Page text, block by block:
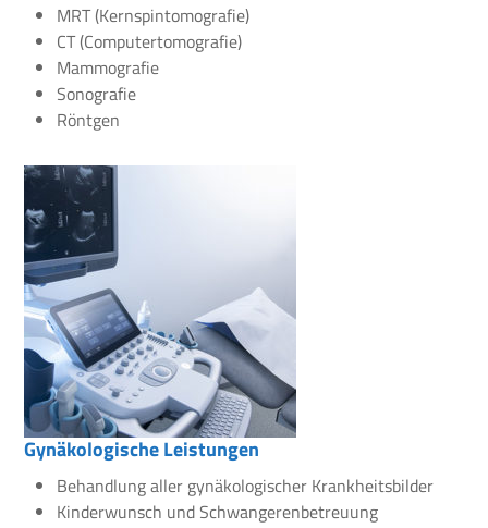
MRT (Kernspintomografie)
CT (Computertomografie)
Mammografie
Sonografie
Röntgen
Gynäkologische Leistungen
Behandlung aller gynäkologischer Krankheitsbilder
Kinderwunsch und Schwangerenbetreuung